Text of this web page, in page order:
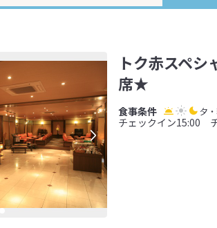
トク赤スペ
席★
夕
チェックイン15:00